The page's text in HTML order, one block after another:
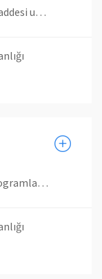
6245 sayılı Harcırah Kanununun 48. maddesi uyarınca İçişleri, Maliye ve Ulaştırma Bakanlıkları tarafından müştereken belirlenen esaslar çerçevesinde, seyahat kartı verilecek personel listesi, harcama birimlerinin teklifi üzerine Strateji Geliştirme Daire Başkanlığı tarafından ilgili mevzuat ile Bakanlık tarafından yapılan düzenlemelere uygunluk ve bütçe ödeneğinin yeterliliği yönünden en geç üç işgünü içinde değerlendirilerek kontrol edilir. Uygun görülmeyen talepler aynı süre içinde gerekçeli bir yazıyla ilgili birime gönderilir.
Kamu idareleri; kalkınma planları, programlar, ilgili mevzuat ve benimsedikleri temel ilkeler çerçevesinde geleceğe ilişkin misyon ve vizyonlarını oluşturmak, stratejik amaçlar ve ölçülebilir hedefler saptamak, performanslarını önceden belirlenmiş olan göstergeler doğrultusunda ölçmek ve bu sürecin izleme ve değerlendirmesini yapmak amacıyla katılımcı yöntemlerle stratejik plan hazırlarlar.